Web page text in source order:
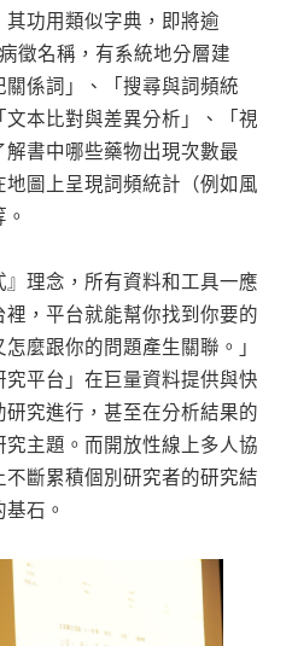
功用類似字典，即將逾
徵名稱，有系統地分層建
係詞」、「搜尋與詞頻統
本比對與差異分析」、「視
書中哪些藥物出現次數最
圖上呈現詞頻統計（例如風
』理念，所有資料和工具一應
，平台就能幫你找到你要的
麼跟你的問題產生關聯。」
平台」在巨量資料提供與快
究進行，甚至在分析結果的
主題。而開放性線上多人協
斷累積個別研究者的研究結
石。